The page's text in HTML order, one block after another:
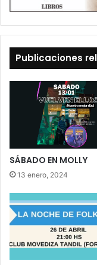
Publicaciones
SÁBADO EN MOLLY
13 enero, 2024